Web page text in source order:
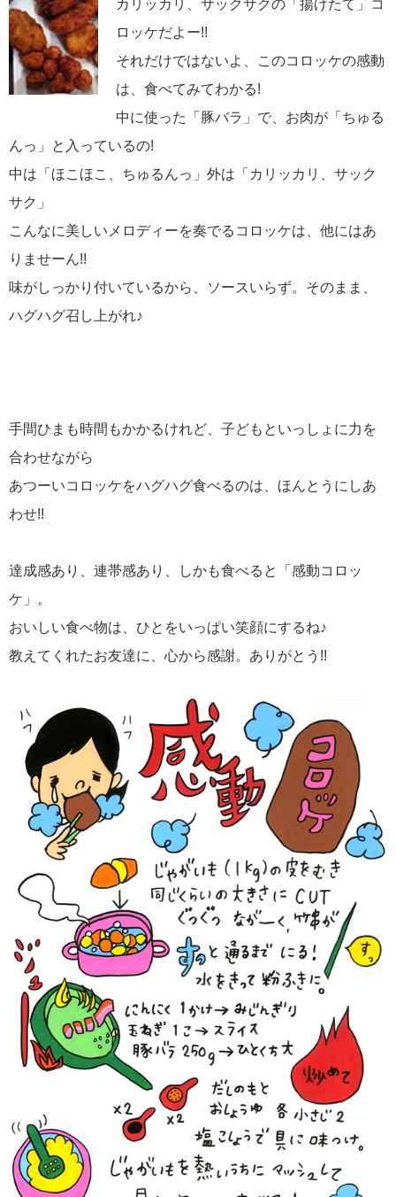
カリッカリ、サックサクの「揚げたて」コ
ロッケだよー!!
それだけではないよ、このコロッケの感動
は、食べてみてわかる!
中に使った「豚バラ」で、お肉が「ちゅる
んっ」と入っているの!
中は「ほこほこ、ちゅるんっ」外は「カリッカリ、サック
サク」
こんなに美しいメロディーを奏でるコロッケは、他にはあ
りませーん!!
味がしっかり付いているから、ソースいらず。そのまま、
ハグハグ召し上がれ♪
手間ひまも時間もかかるけれど、子どもといっしょに力を
合わせながら
あつーいコロッケをハグハグ食べるのは、ほんとうにしあ
わせ!!
達成感あり、連帯感あり、しかも食べると「感動コロッ
ケ」。
おいしい食べ物は、ひとをいっぱい笑顔にするね♪
教えてくれたお友達に、心から感謝。ありがとう!!